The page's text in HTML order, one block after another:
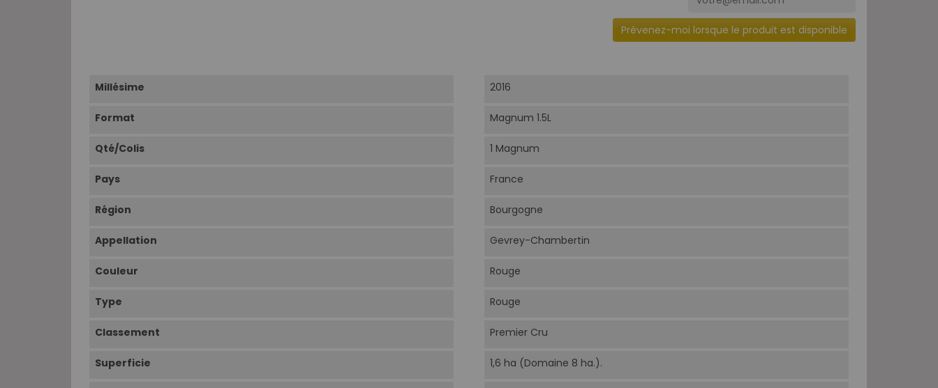
Prévenez-moi lorsque le produit est disponible
Millésime 2016
Format Magnum 1.5L
Qté/Colis 1 Magnum
Pays France
Région Bourgogne
Appellation Gevrey-Chambertin
Couleur Rouge
Type Rouge
Classement Premier Cru
Superficie 1,6 ha (Domaine 8 ha.).